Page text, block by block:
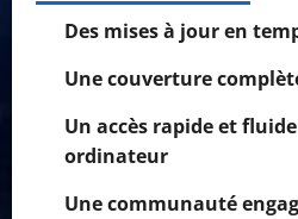
Des mises à jour en
Une couverture
Un accès rapide et
ordinateur
Une communauté